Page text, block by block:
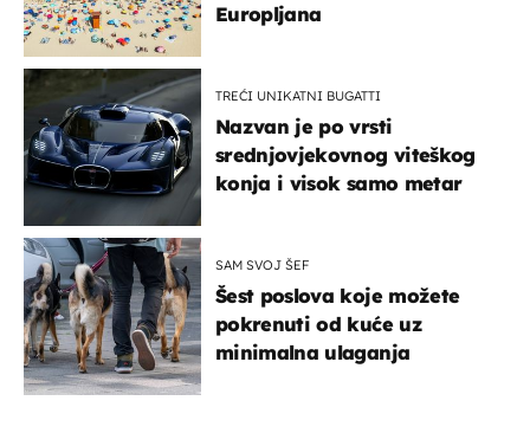
Europljana
TREĆI UNIKATNI BUGATTI
Nazvan je po vrsti
srednjovjekovnog viteškog
konja i visok samo metar
SAM SVOJ ŠEF
Šest poslova koje možete
pokrenuti od kuće uz
minimalna ulaganja